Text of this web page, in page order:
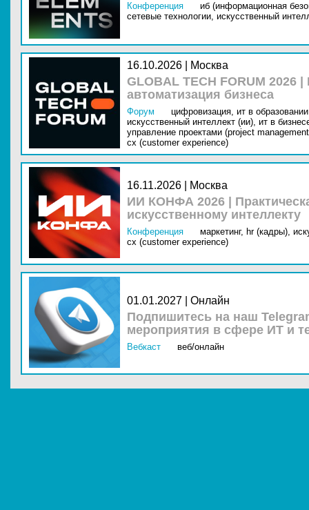
Конференция
иб (информационная
сетевые технологии, искусственный
16.10.2026 | Москва
GLOBAL TECH FORUM
автоматизация бизнеса
Форум цифровизация, ит в
искусственный интеллект (ии), ит в
управление проектами (project
cx (customer experience)
16.11.2026 | Москва
ИИ КОНФА 2026 |
искусственному интеллекту
Конференция маркетинг, hr (кадры),
cx (customer experience)
01.01.2027 | Онлайн
Подпишитесь на наш
мероприятия в сфере ИТ и
Вебкаст веб/онлайн